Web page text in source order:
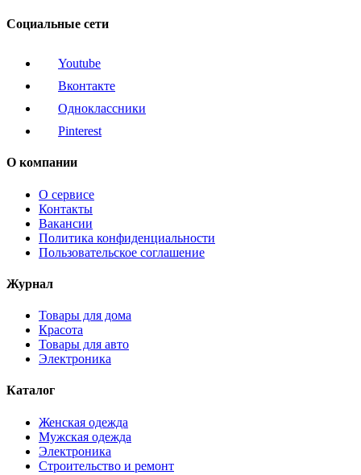
Социальные сети
Youtube
Вконтакте
Одноклассники
Pinterest
О компании
О сервисе
Контакты
Вакансии
Политика конфиденциальности
Пользовательское соглашение
Журнал
Товары для дома
Красота
Товары для авто
Электроника
Каталог
Женская одежда
Мужская одежда
Электроника
Строительство и ремонт